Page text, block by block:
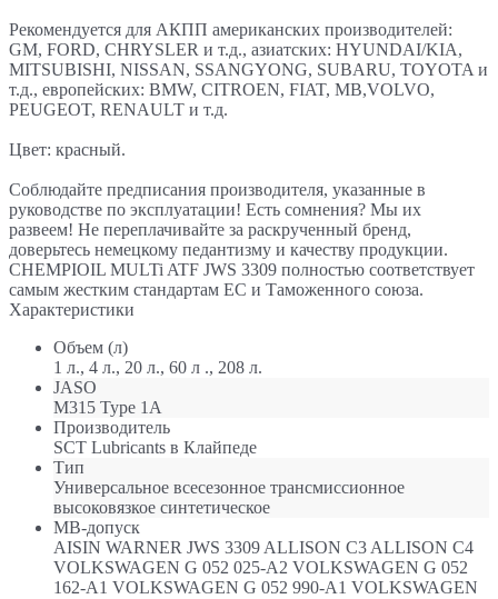
Рекомендуется для АКПП американских производителей:
GM, FORD, CHRYSLER и т.д., азиатских: HYUNDAI/KIA,
MITSUBISHI, NISSAN, SSANGYONG, SUBARU, TOYOTA и
т.д., европейских: BMW, CITROEN, FIAT, MB,VOLVO,
PEUGEOT, RENAULT и т.д.
Цвет: красный.
Соблюдайте предписания производителя, указанные в
руководстве по эксплуатации! Есть сомнения? Мы их
развеем! Не переплачивайте за раскрученный бренд,
доверьтесь немецкому педантизму и качеству продукции.
CHEMPIOIL MULTi ATF JWS 3309 полностью соответствует
самым жестким стандартам ЕС и Таможенного союза.
Характеристики
Объем (л)
1 л., 4 л., 20 л., 60 л ., 208 л.
JASO
M315 Type 1A
Производитель
SCT Lubricants в Клайпеде
Тип
Универсальное всесезонное трансмиссионное
высоковязкое синтетическое
МB-допуск
AISIN WARNER JWS 3309 ALLISON C3 ALLISON C4
VOLKSWAGEN G 052 025-A2 VOLKSWAGEN G 052
162-A1 VOLKSWAGEN G 052 990-A1 VOLKSWAGEN